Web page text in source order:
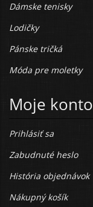
Dámske tenisky
Lodičky
Pánske tričká
Móda pre moletky
Moje konto
Prihlásiť sa
Zabudnuté heslo
História objednávok
Nákupný košík